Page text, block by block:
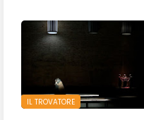
IL TROVATORE